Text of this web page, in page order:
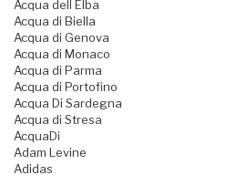
Acqua dell Elba
Acqua di Biella
Acqua di Genova
Acqua di Monaco
Acqua di Parma
Acqua di Portofino
Acqua Di Sardegna
Acqua di Stresa
AcquaDi
Adam Levine
Adidas